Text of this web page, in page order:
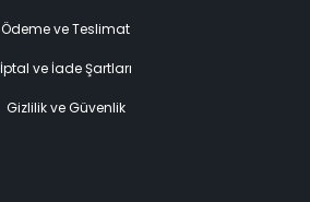
Ödeme ve Teslimat
İptal ve İade Şartları
Gizlilik ve Güvenlik